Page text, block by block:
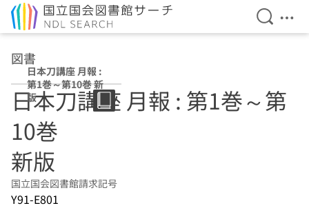
検索を
メ
図書
日本刀講座 月報 :
第1巻～第10巻 新
版
日本刀講座 月報 : 第1巻～第
10巻
新版
国立国会図書館請求記号
Y91-E801